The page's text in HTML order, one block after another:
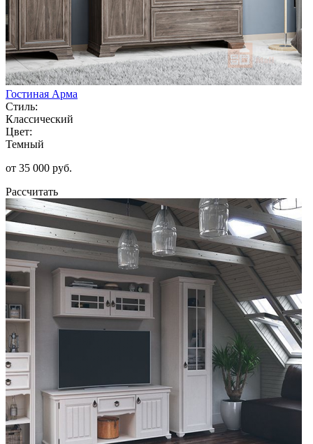
Гостиная Арма
Стиль:
Классический
Цвет:
Темный
от 35 000 руб.
Рассчитать